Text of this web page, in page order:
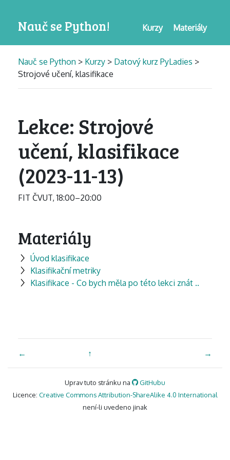
Nauč se Python! Materiály
Kurzy
Nauč se Python > Kurzy > Datový kurz PyLadies >
Strojové učení, klasifikace
Lekce: Strojové
učení, klasifikace
(2023-11-13)
FIT ČVUT, 18:00–20:00
Materiály
Úvod klasifikace
Klasifikační metriky
Klasifikace - Co bych měla po této lekci znát ..
← ↑ →
Uprav tuto stránku na
GitHubu
Licence: Creative Commons Attribution-ShareAlike 4.0 International
není-li uvedeno jinak